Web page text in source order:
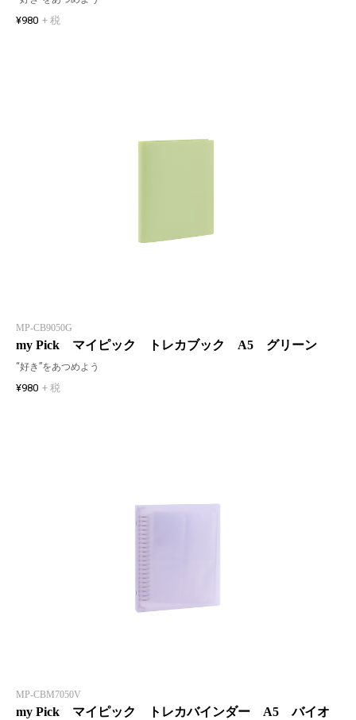
¥980 + 税
MP-CB9050G
my Pick マイピック トレカブック A5 グリーン
“好き”をあつめよう
¥980 + 税
MP-CBM7050V
my Pick マイピック トレカバインダー A5 バイオ